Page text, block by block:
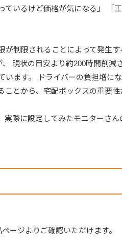
ているけど価格が気になる」
制限されることによって発生す
現状の目安より約200時間削減
ます。 ドライバーの負担増に
とから、宅配ボックスの重要性
際に設定してみたモニターさん
ージよりご確認いただけます。